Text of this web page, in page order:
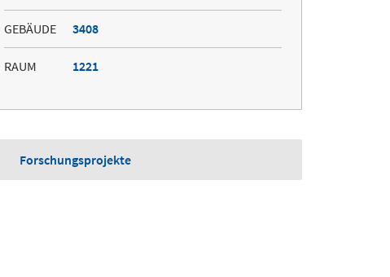
GEBÄUDE 3408
RAUM 1221
Forschungsprojekte